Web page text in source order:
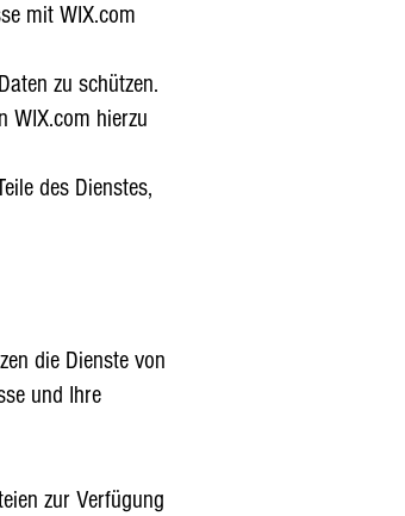
mit WIX.com
zu schützen.
WIX.com hierzu
des Dienstes,
die Dienste von
und Ihre
zur Verfügung